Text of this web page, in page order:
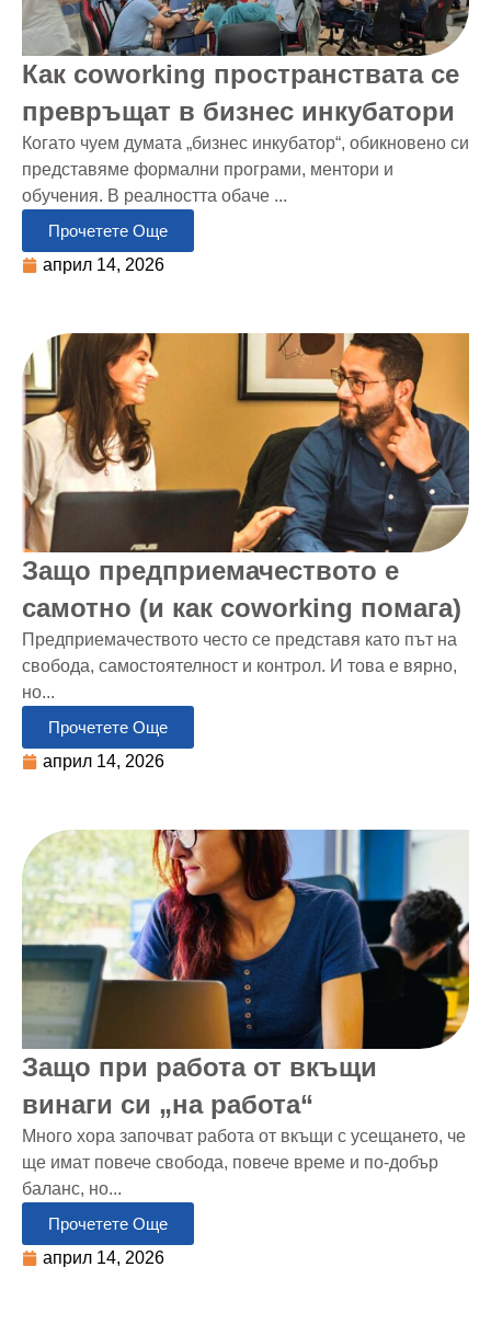
Как coworking пространствата се
превръщат в бизнес инкубатори
Когато чуем думата „бизнес инкубатор“, обикновено си
представяме формални програми, ментори и
обучения. В реалността обаче ...
Прочетете Още
април 14, 2026
Защо предприемачеството е
самотно (и как coworking помага)
Предприемачеството често се представя като път на
свобода, самостоятелност и контрол. И това е вярно,
но...
Прочетете Още
април 14, 2026
Защо при работа от вкъщи
винаги си „на работа“
Много хора започват работа от вкъщи с усещането, че
ще имат повече свобода, повече време и по-добър
баланс, но...
Прочетете Още
април 14, 2026